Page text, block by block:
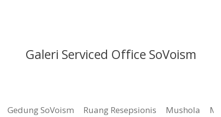
Galeri Serviced Office SoVoism
Gedung SoVoism Ruang Resepsionis Mushola